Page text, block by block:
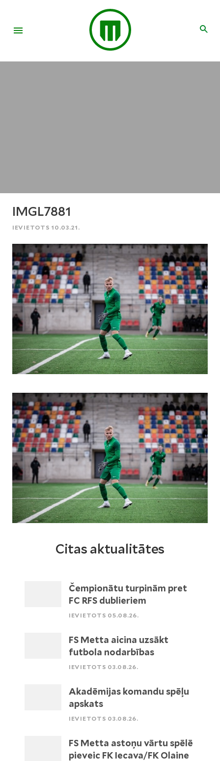
IMGL7881
IEVIETOTS 10.03.21.
Citas aktualitātes
Čempionātu turpinām pret
FC RFS dublieriem
IEVIETOTS 05.08.26.
FS Metta aicina uzsākt
futbola nodarbības
IEVIETOTS 03.08.26.
Akadēmijas komandu spēļu
apskats
IEVIETOTS 03.08.26.
FS Metta astoņu vārtu spēlē
pieveic FK Iecava/FK Olaine